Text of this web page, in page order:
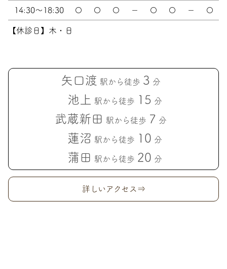
14:30～18:30 〇 〇 〇 － 〇 〇 － 〇
【休診日】木・日
矢口渡 駅から徒歩 3 分
池上 駅から徒歩 15 分
武蔵新田 駅から徒歩 7 分
蓮沼 駅から徒歩 10 分
蒲田 駅から徒歩 20 分
詳しいアクセス⇒